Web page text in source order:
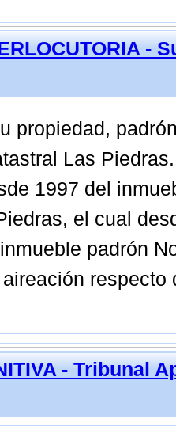
-
propiedad,
Las
1997 del
el cual
padrón
- Tribunal